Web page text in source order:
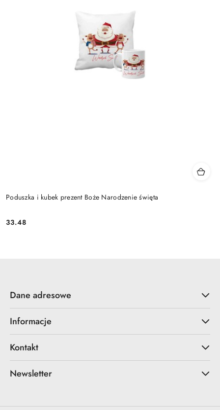
Poduszka i kubek prezent Boże Narodzenie święta
Cena:
33.48
Dane adresowe
Informacje
Kontakt
Newsletter